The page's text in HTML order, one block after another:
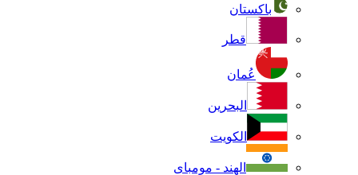
باكستان
قطر
عُمان
البحرين
الكويت
الهند - مومباى